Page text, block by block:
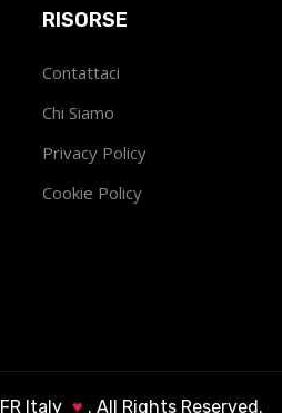
RISORSE
Contattaci
Chi Siamo
Privacy Policy
Cookie Policy
FR Italy ♥ . All Rights Reserved.